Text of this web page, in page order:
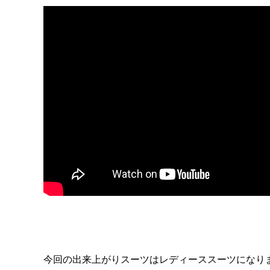
今回の出来上がりスーツはレディーススーツになり